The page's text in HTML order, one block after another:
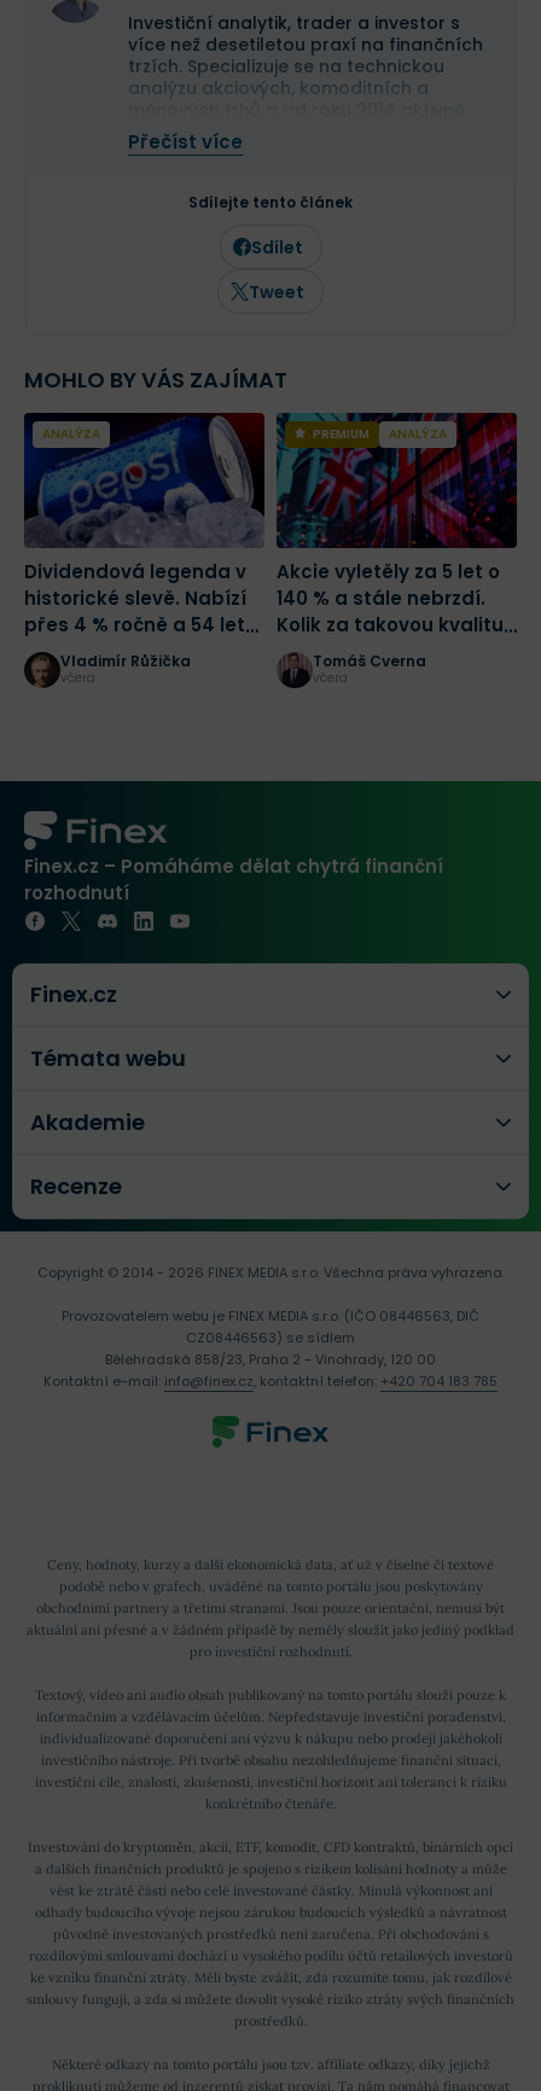
Investiční analytik, trader a investor s
více než desetiletou praxí na finančních
trzích. Specializuje se na technickou
analýzu akciových, komoditních a
obchoduje vlastní kapitál. Své obchodní
výsledky dlouhodobě dokládá veřejnou
Je držitelem titulu Ph.D. v oboru finance a
vedle vlastního obchodování publikuje
odborné analýzy a komentáře zaměřené
na trading a investování. Jeho články
pravidelně vycházejí nejen na Finexu, ale
také v dalších finančních médiích.
Přečíst více
Sdílejte tento článek
Sdílet
Tweet
MOHLO BY VÁS ZAJÍMAT
ANALÝZA
Dividendová legenda v
historické slevě. Nabízí
přes 4 % ročně a 54 let
růstu dividendy
Vladimír Růžička
včera
PREMIUM ANALÝZA
Akcie vyletěly za 5 let o
140 % a stále nebrzdí.
Kolik za takovou kvalitu
zaplatit?
Tomáš Cverna
včera
Finex.cz – Pomáháme dělat chytrá finanční
rozhodnutí
Finex.cz
Témata webu
Akademie
Recenze
Ceny, hodnoty, kurzy a další ekonomická data, ať už v číselné či textové
podobě nebo v grafech, uváděné na tomto portálu jsou poskytovány
obchodními partnery a třetími stranami. Jsou pouze orientační, nemusí být
aktuální ani přesné a v žádném případě by neměly sloužit jako jediný podklad
pro investiční rozhodnutí.
Textový, video ani audio obsah publikovaný na tomto portálu slouží pouze k
informačním a vzdělávacím účelům. Nepředstavuje investiční poradenství,
individualizované doporučení ani výzvu k nákupu nebo prodeji jakéhokoli
investičního nástroje. Při tvorbě obsahu nezohledňujeme finanční situaci,
investiční cíle, znalosti, zkušenosti, investiční horizont ani toleranci k riziku
konkrétního čtenáře.
Investování do kryptoměn, akcií, ETF, komodit, CFD kontraktů, binárních opcí
a dalších finančních produktů je spojeno s rizikem kolísání hodnoty a může
vést ke ztrátě části nebo celé investované částky. Minulá výkonnost ani
odhady budoucího vývoje nejsou zárukou budoucích výsledků a návratnost
původně investovaných prostředků není zaručena. Při obchodování s
rozdílovými smlouvami dochází u vysokého podílu účtů retailových investorů
ke vzniku finanční ztráty. Měli byste zvážit, zda rozumíte tomu, jak rozdílové
smlouvy fungují, a zda si můžete dovolit vysoké riziko ztráty svých finančních
prostředků.
Některé odkazy na tomto portálu jsou tzv. affiliate odkazy, díky jejichž
prokliknutí můžeme od inzerentů získat provizi. Ta nám pomáhá financovat
Copyright © 2014 - 2026 FINEX MEDIA s.r.o.Všechna práva vyhrazena.
Provozovatelem webu je FINEX MEDIA s.r.o. (IČO 08446563, DIČ
CZ08446563) se sídlem
Bělehradská 858/23, Praha 2 - Vinohrady, 120 00
Kontaktní e-mail: info@finex.cz, kontaktní telefon: +420 704 183 785